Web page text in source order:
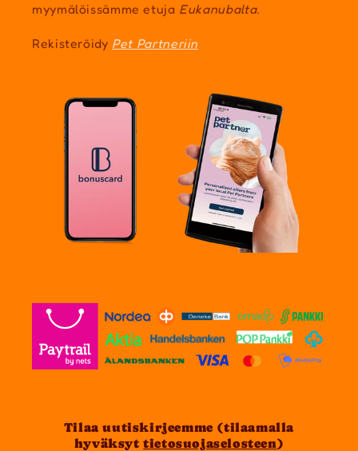
myymälöissämme etuja Eukanubalta.
Rekisteröidy Pet Partneriin
Tilaa uutiskirjeemme (tilaamalla
hyväksyttietosuojaselosteen)